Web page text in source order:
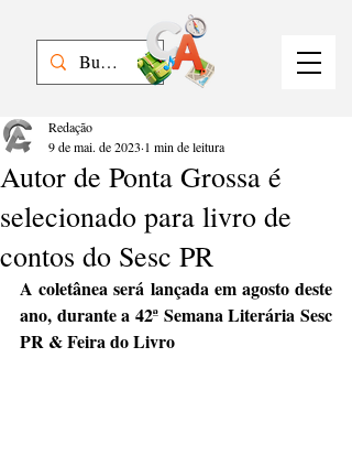
Autor de Ponta Grossa é
selecionado para livro de
contos do Sesc PR
Redação
9 de mai. de 2023 1 min de leitura
A coletânea será lançada em agosto deste
ano, durante a 42ª Semana Literária Sesc
PR & Feira do Livro